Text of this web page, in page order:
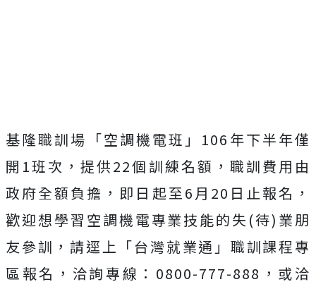
基隆職訓場「空調機電班」106年下半年僅
開1班次，提供22個訓練名額，職訓費用由
政府全額負擔，即日起至6月20日止報名，
歡迎想學習空調機電專業技能的失(待)業朋
友參訓，請逕上「台灣就業通」職訓課程專
區報名，洽詢專線：0800-777-888，或洽